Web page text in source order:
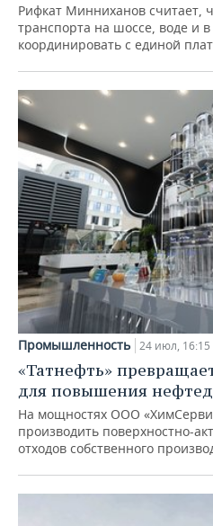
Рифкат Минниханов считает,
транспорта на шоссе, воде и в
координировать с единой
Промышленность 24 июл, 16:15
«Татнефть»
для повышения
На мощностях ООО
производить поверхностно-
отходов собственного